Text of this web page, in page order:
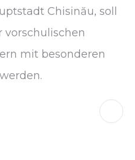
Chisinău, soll
vorschulischen
mit besonderen